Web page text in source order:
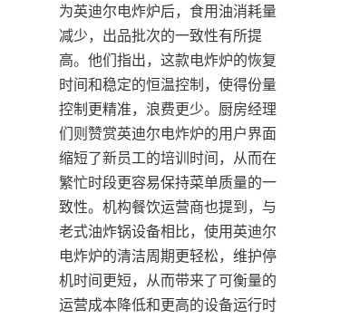
为英迪尔电炸炉后，食用油消耗量
减少，出品批次的一致性有所提
高。他们指出，这款电炸炉的恢复
时间和稳定的恒温控制，使得份量
控制更精准，浪费更少。厨房经理
们则赞赏英迪尔电炸炉的用户界面
缩短了新员工的培训时间，从而在
繁忙时段更容易保持菜单质量的一
致性。机构餐饮运营商也提到，与
老式油炸锅设备相比，使用英迪尔
电炸炉的清洁周期更轻松，维护停
机时间更短，从而带来了可衡量的
运营成本降低和更高的设备运行时